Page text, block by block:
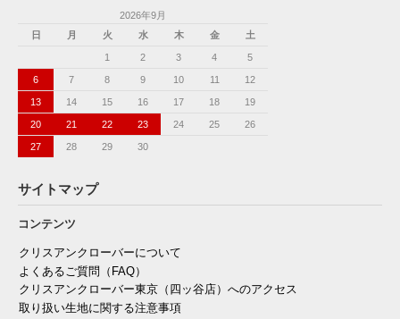
2026年9月
日
月 火 水 木 金 土
1 2 3 4 5
6 7 8 9 10 11 12
13 14 15 16 17 18 19
20 21 22 23 24 25 26
27 28 29 30
サイトマップ
コンテンツ
クリスアンクローバーについて
よくあるご質問（FAQ）
クリスアンクローバー東京（四ッ谷店）へのアクセス
取り扱い生地に関する注意事項